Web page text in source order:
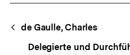
Content-
Navigation
de Gaulle, Charles
Delegierte und